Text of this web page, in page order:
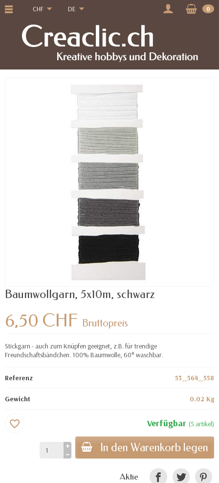
CHF DE 0
Baumwollgarn, 5x10m, schwarz
6,50 CHF Bruttopreis
Stickgarn - auch zum Knüpfen geeignet, z.B. für trendige
Freundschaftsbändchen. 100% Baumwolle, 60° waschbar.
Referenz 53_564_558
Gewicht 0.02 Kg
Verfügbar (5 artikel)
In den Warenkorb legen
favorite_border
Aktie